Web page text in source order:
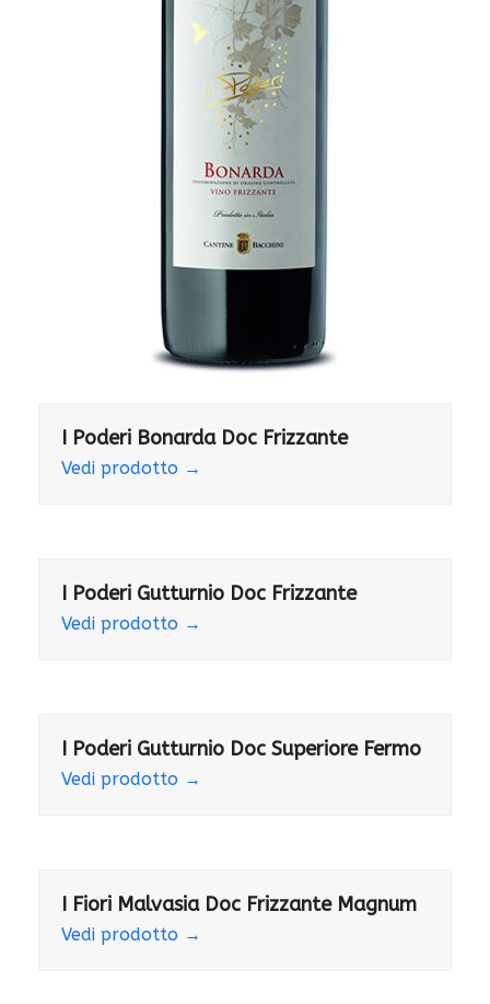
I Poderi Bonarda Doc Frizzante
Vedi prodotto →
I Poderi Gutturnio Doc Frizzante
Vedi prodotto →
I Poderi Gutturnio Doc Superiore Fermo
Vedi prodotto →
I Fiori Malvasia Doc Frizzante Magnum
Vedi prodotto →